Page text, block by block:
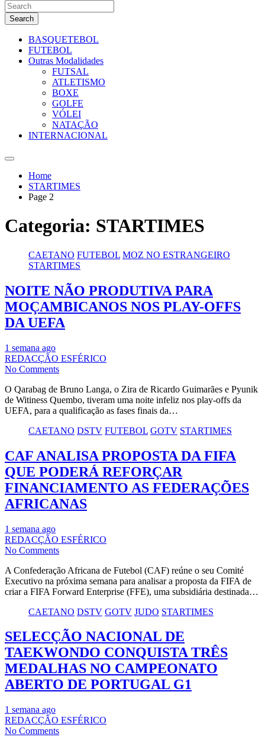
Search
BASQUETEBOL
FUTEBOL
Outras Modalidades
FUTSAL
ATLETISMO
BOXE
GOLFE
VÓLEI
NATAÇÃO
INTERNACIONAL
Home
STARTIMES
Page 2
Categoria: STARTIMES
CAETANO FUTEBOL MOZ NO ESTRANGEIRO
STARTIMES
NOITE NÃO PRODUTIVA PARA
MOÇAMBICANOS NOS PLAY-OFFS
DA UEFA
1 semana ago
REDACÇÃO ESFÉRICO
No Comments
O Qarabag de Bruno Langa, o Zira de Ricardo Guimarães e Pyunik
de Witiness Quembo, tiveram uma noite infeliz nos play-offs da
UEFA, para a qualificação as fases finais da…
CAETANO DSTV FUTEBOL GOTV STARTIMES
CAF ANALISA PROPOSTA DA FIFA
QUE PODERÁ REFORÇAR
FINANCIAMENTO AS FEDERAÇÕES
AFRICANAS
1 semana ago
REDACÇÃO ESFÉRICO
No Comments
A Confederação Africana de Futebol (CAF) reúne o seu Comité
Executivo na próxima semana para analisar a proposta da FIFA de
criar a FIFA Forward Enterprise (FFE), uma subsidiária destinada…
CAETANO DSTV GOTV JUDO STARTIMES
SELECÇÃO NACIONAL DE
TAEKWONDO CONQUISTA TRÊS
MEDALHAS NO CAMPEONATO
ABERTO DE PORTUGAL G1
1 semana ago
REDACÇÃO ESFÉRICO
No Comments